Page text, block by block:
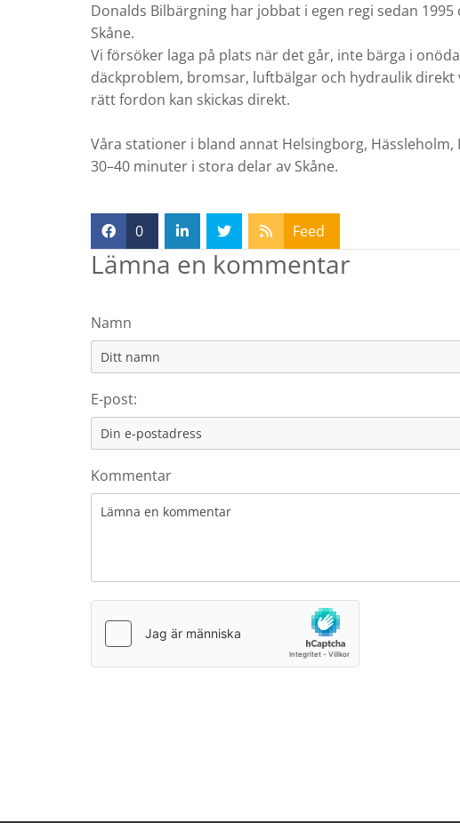
Donalds Bilbärgning har jobbat i egen regi sedan
Skåne.
Vi försöker laga på plats när det går, inte bärga i
däckproblem, bromsar, luftbälgar och hydraulik
rätt fordon kan skickas direkt.
Våra stationer i bland annat Helsingborg,
30–40 minuter i stora delar av Skåne.
0 Feed
Lämna en kommentar
Namn
E-post:
Kommentar